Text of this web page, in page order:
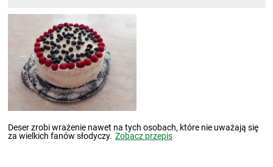
Deser zrobi wrażenie nawet na tych osobach, które nie uważają się
za wielkich fanów słodyczy. Zobacz przepis